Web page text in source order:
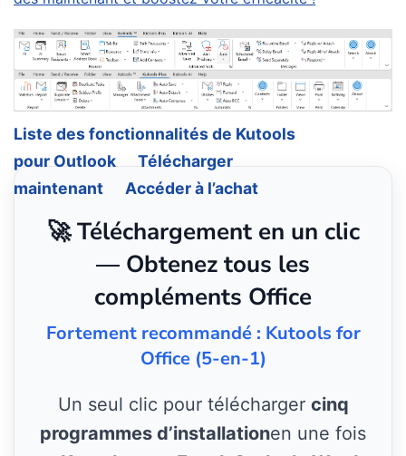
Liste des fonctionnalités de Kutools
pour Outlook
Télécharger
maintenant
Accéder à l’achat
🚀 Téléchargement en un clic
— Obtenez tous les
compléments Office
Fortement recommandé : Kutools for
Office (5-en-1)
Un seul clic pour télécharger cinq
programmes d’installationen une fois